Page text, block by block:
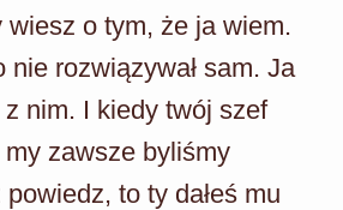
wiesz o tym, że ja wiem.
nie rozwiązywał sam. Ja
z nim. I kiedy twój szef
my zawsze byliśmy
to ty dałeś mu